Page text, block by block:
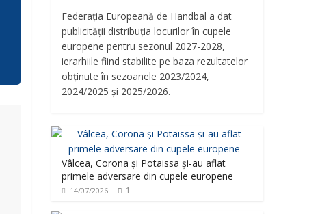
Federația Europeană de Handbal a dat
publicității distribuția locurilor în cupele
europene pentru sezonul 2027-2028,
ierarhiile fiind stabilite pe baza rezultatelor
obținute în sezoanele 2023/2024,
2024/2025 și 2025/2026.
Vâlcea, Corona și Potaissa și-au aflat
primele adversare din cupele europene
14/07/2026 1